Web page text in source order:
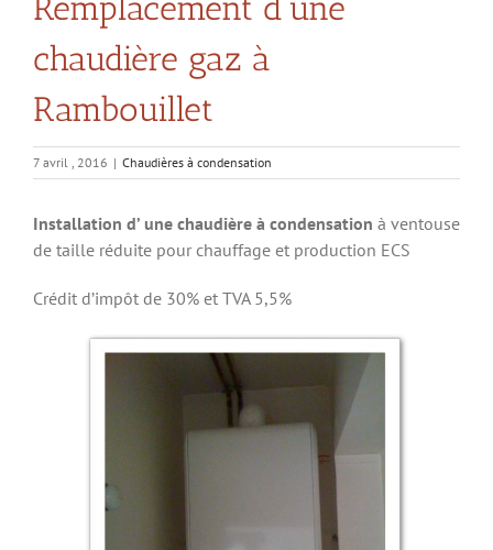
chaudière gaz à
Rambouillet
7 avril , 2016 | Chaudières à condensation
Installation d’ une chaudière à condensation à ventouse
de taille réduite pour chauffage et production ECS
Crédit d’impôt de 30% et TVA 5,5%